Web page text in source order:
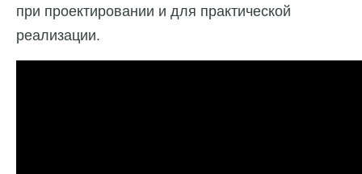
при проектировании и для практической
реализации.